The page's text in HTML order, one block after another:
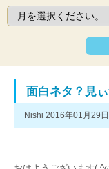
面白ネタ？見ぃ
Nishi 2016年01月29